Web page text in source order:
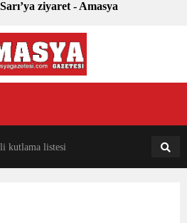
ziyaret - Amasya
kutlama listesi 18:31